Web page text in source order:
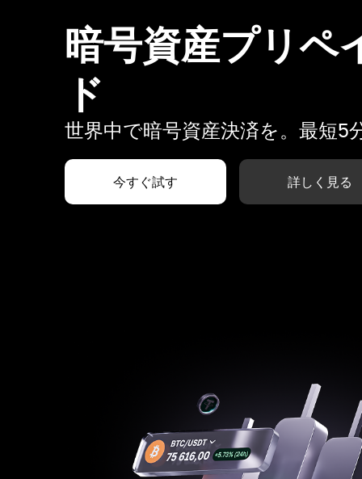
暗号資産プリペ
ド
世界中で暗号資産決済を。最短5
今すぐ試す 詳しく見る